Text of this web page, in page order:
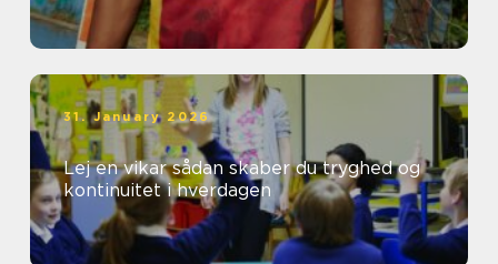
31. January 2026
Lej en vikar sådan skaber du tryghed og
kontinuitet i hverdagen